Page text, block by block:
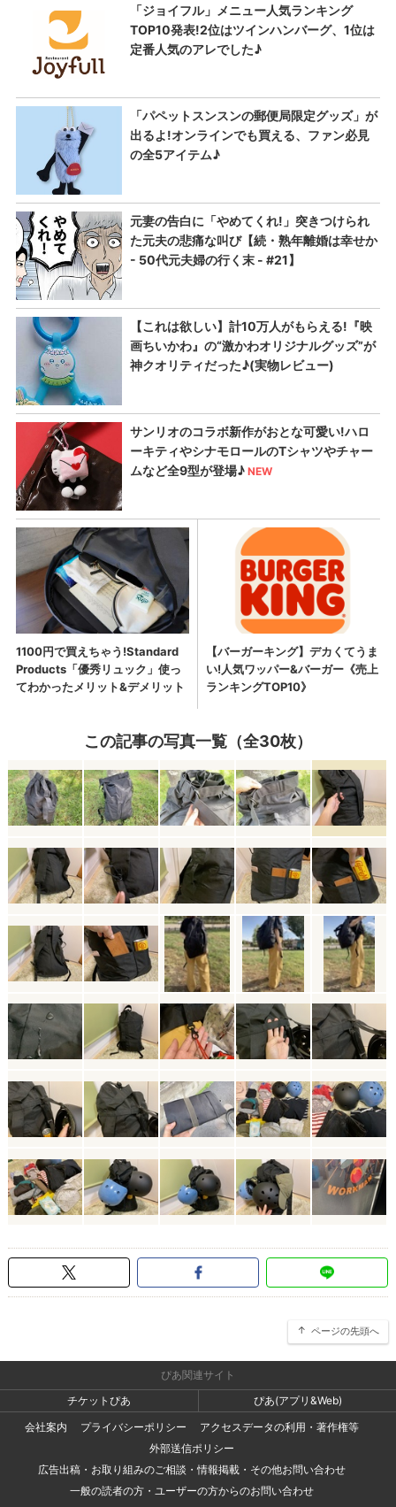
この記事の写真一覧（全30枚）
ページの先頭へ
ぴあ関連サイト
チケットぴあ
ぴあ(アプリ&Web)
会社案内
プライバシーポリシー
アクセスデータの利用・著作権等
外部送信ポリシー
広告出稿・お取り組みのご相談・情報掲載・その他お問い合わせ
一般の読者の方・ユーザーの方からのお問い合わせ